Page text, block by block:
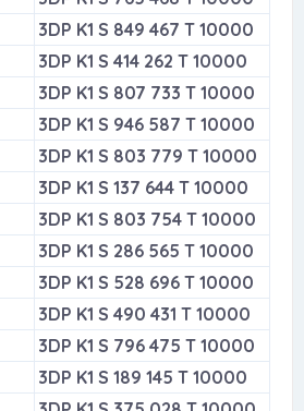
3DP K1 S 849 467 T 10000
3DP K1 S 414 262 T 10000
3DP K1 S 807 733 T 10000
3DP K1 S 946 587 T 10000
3DP K1 S 803 779 T 10000
3DP K1 S 137 644 T 10000
3DP K1 S 803 754 T 10000
3DP K1 S 286 565 T 10000
3DP K1 S 528 696 T 10000
3DP K1 S 490 431 T 10000
3DP K1 S 796 475 T 10000
3DP K1 S 189 145 T 10000